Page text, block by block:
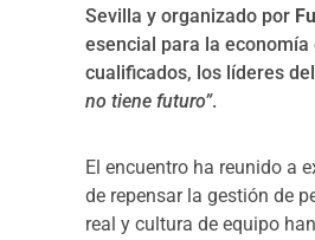
Sevilla y organizado por
esencial para la
cualificados, los líderes
no tiene futuro”.
El encuentro ha reunido a
de repensar la gestión de
real y cultura de equipo